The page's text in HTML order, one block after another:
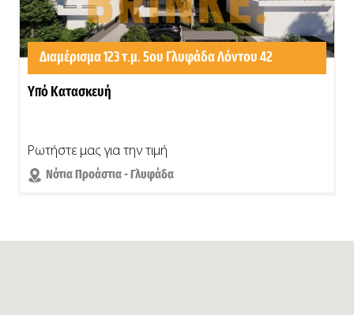
Διαμέρισμα 123 τ.μ. 5ου Γλυφάδα Λόντου 42
Υπό Κατασκευή
Ρωτήστε μας για την τιμή
Νότια Προάστια - Γλυφάδα